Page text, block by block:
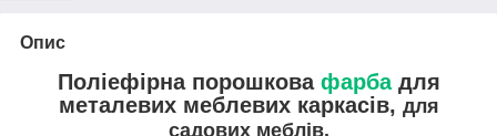
Опис
Поліефірна порошкова фарбадля
металевих меблевих каркасів, для
садових меблів.